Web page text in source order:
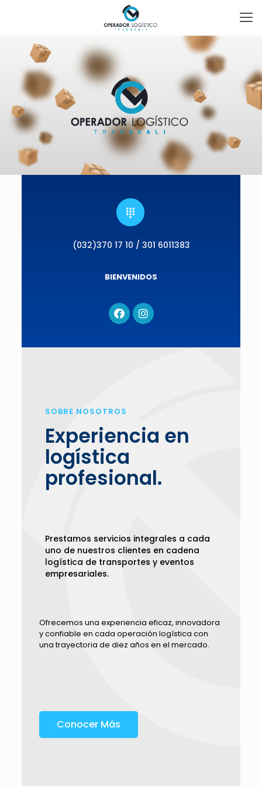
(032)370 17 10 / 301 6011383
BIENVENIDOS
SOBRE NOSOTROS
Experiencia en
logística
profesional.
Prestamos servicios integrales a cada
uno de nuestros clientes en cadena
logística de transportes y eventos
empresariales.
Ofrecemos una experiencia eficaz, innovadora
y confiable en cada operación logística con
una trayectoria de diez años en el mercado.
Conocer Más